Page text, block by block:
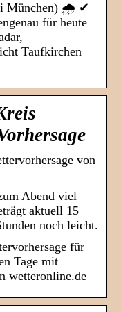
München) 🌧️ ✔
für heute
Taufkirchen
von
Abend viel
aktuell 15
noch leicht.
für
Tage mit
wetteronline.de